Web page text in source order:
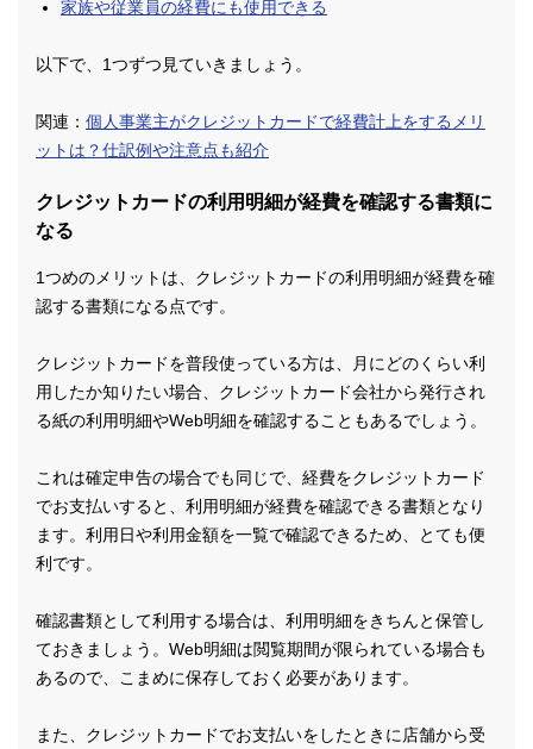
家族や従業員の経費にも使用できる
以下で、1つずつ見ていきましょう。
関連： 個人事業主がクレジットカードで経費計上をするメリ
ットは？仕訳例や注意点も紹介
クレジットカードの利用明細が経費を確認する書類に
なる
1つめのメリットは、クレジットカードの利用明細が経費を確
認する書類になる点です。
クレジットカードを普段使っている方は、月にどのくらい利
用したか知りたい場合、クレジットカード会社から発行され
る紙の利用明細やWeb明細を確認することもあるでしょう。
これは確定申告の場合でも同じで、経費をクレジットカード
でお支払いすると、利用明細が経費を確認できる書類となり
ます。利用日や利用金額を一覧で確認できるため、とても便
利です。
確認書類として利用する場合は、利用明細をきちんと保管し
ておきましょう。Web明細は閲覧期間が限られている場合も
あるので、こまめに保存しておく必要があります。
また、クレジットカードでお支払いをしたときに店舗から受